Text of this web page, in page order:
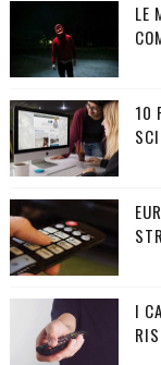
LE
10
I